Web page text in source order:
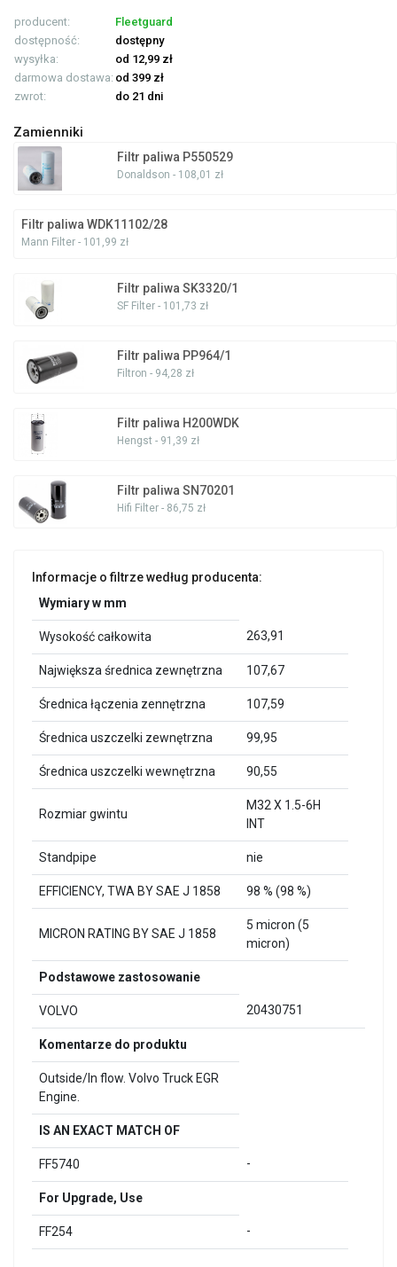
producent:
Fleetguard
dostępność:
dostępny
wysyłka:
od 12,99 zł
darmowa dostawa: od 399 zł
zwrot:
do 21 dni
Zamienniki
Filtr paliwa P550529
Donaldson - 108,01 zł
Filtr paliwa WDK11102/28
Mann Filter - 101,99 zł
Filtr paliwa SK3320/1
SF Filter - 101,73 zł
Filtr paliwa PP964/1
Filtron - 94,28 zł
Filtr paliwa H200WDK
Hengst - 91,39 zł
Filtr paliwa SN70201
Hifi Filter - 86,75 zł
Informacje o filtrze według producenta:
Wymiary w mm
Wysokość całkowita 263,91
Największa średnica zewnętrzna 107,67
Średnica łączenia zennętrzna 107,59
Średnica uszczelki zewnętrzna 99,95
Średnica uszczelki wewnętrzna 90,55
Rozmiar gwintu
M32 X 1.5-6H
INT
Standpipe nie
EFFICIENCY, TWA BY SAE J 1858 98 % (98 %)
MICRON RATING BY SAE J 1858
5 micron (5
micron)
Podstawowe zastosowanie
VOLVO 20430751
Komentarze do produktu
Outside/In flow. Volvo Truck EGR
Engine.
IS AN EXACT MATCH OF
FF5740 -
For Upgrade, Use
FF254 -